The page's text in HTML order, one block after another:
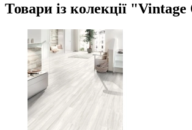
Товари із колекції